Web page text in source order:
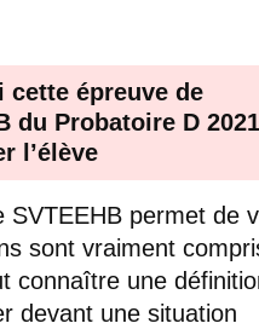
cette épreuve de
du Probatoire D 2021
l’élève
SVTEEHB permet de
sont vraiment
connaître une
devant une situation